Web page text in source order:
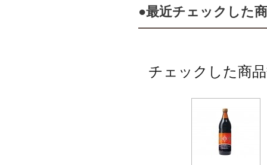
●最近チェックした
チェックした商